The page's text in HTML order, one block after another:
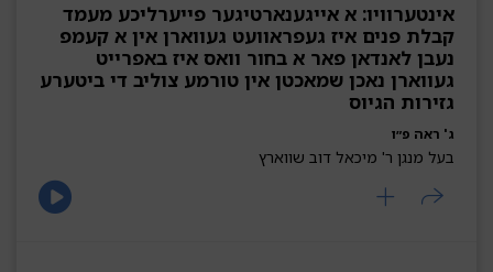
אינטערוויו: א אייגענארטיגער פייערליכע מעמד
קבלת פנים איז געפראוועט געווארן אין א קעמפ
נעבן לאנדאן פאר א בחור וואס איז באפרייט
געווארן נאכן שמאכטן אין טורמע צוליב די ביטערע
גזירות הגיוס
ג' ראה פ״ו
בעל מנגן ר' מיכאל דוב שווארץ